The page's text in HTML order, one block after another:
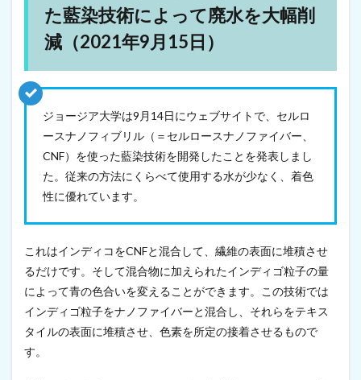
ル
ロ
ー
を
生
成
（
2
1
年
9
4
）
10
米
B
た藍染技術によって廃水を大幅削
減（2021年9月15日）
ジョージア大学は9月14日にウェブサイトで、セルロ
ースナノフィブリル（＝セルロースナノファイバー、
CNF）を使った藍染技術を開発したことを発表しまし
た。従来の方法にくらべて使用する水が少なく、着色
性に優れています。
これはインディコをCNFと混合して、繊維の表面に堆積させ
るだけです。そして混合物に加えられたインディゴ粒子の量
によって青の色合いを変えることができます。この技術では
インディゴ粒子をナノファイバーと混合し、それらをテキス
タイルの表面に堆積させ、色素を所定の接着させるもので
す。